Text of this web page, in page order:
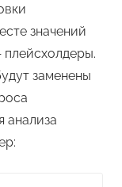
значений
плейсхолдеры.
заменены
анализа